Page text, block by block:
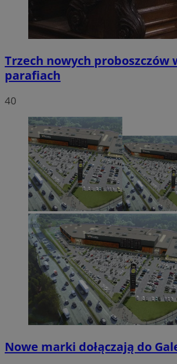
Trzech nowych proboszczów
parafiach
40
Nowe marki dołączają do